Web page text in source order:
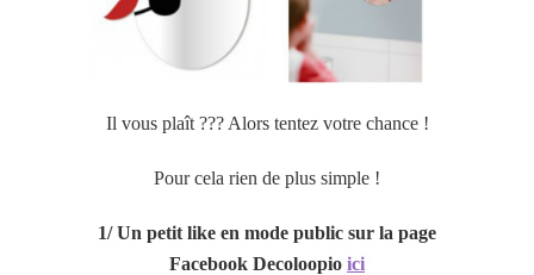
Il vous plaît ??? Alors tentez votre chance !
Pour cela rien de plus simple !
1/ Un petit like en mode public sur la page
Facebook Decoloopio ici